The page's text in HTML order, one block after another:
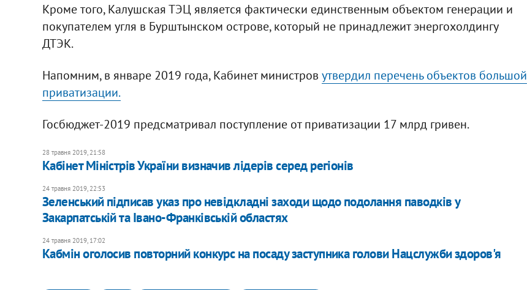
Кроме того, Калушская ТЭЦ является фактически единственным объектом генерации и
покупателем угля в Бурштынском острове, который не принадлежит энергохолдингу
ДТЭК.
Напомним, в январе 2019 года, Кабинет министров утвердил перечень объектов большой
приватизации.
Госбюджет-2019 предсматривал поступление от приватизации 17 млрд гривен.
28 травня 2019, 21:58
Кабінет Міністрів України визначив лідерів серед регіонів
24 травня 2019, 22:53
Зеленський підписав указ про невідкладні заходи щодо подолання паводків у
Закарпатській та Івано-Франківській областях
24 травня 2019, 17:02
Кабмін оголосив повторний конкурс на посаду заступника голови Нацслужби здоров'я